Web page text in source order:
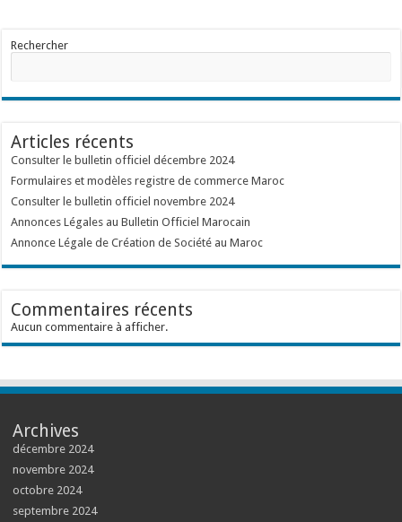
Rechercher
Articles récents
Consulter le bulletin officiel décembre 2024
Formulaires et modèles registre de commerce Maroc
Consulter le bulletin officiel novembre 2024
Annonces Légales au Bulletin Officiel Marocain
Annonce Légale de Création de Société au Maroc
Commentaires récents
Aucun commentaire à afficher.
Archives
décembre 2024
novembre 2024
octobre 2024
septembre 2024